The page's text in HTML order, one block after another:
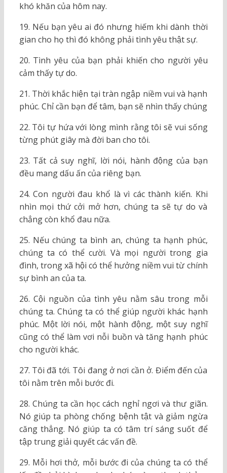
khó khăn của hôm nay.
19. Nếu bạn yêu ai đó nhưng hiếm khi dành thời
gian cho họ thì đó không phải tình yêu thật sự.
20. Tình yêu của bạn phải khiến cho người yêu
cảm thấy tự do.
21. Thời khắc hiện tại tràn ngập niềm vui và hạnh
phúc. Chỉ cần bạn để tâm, bạn sẽ nhìn thấy chúng
22. Tôi tự hứa với lòng mình rằng tôi sẽ vui sống
từng phút giây mà đời ban cho tôi.
23. Tất cả suy nghĩ, lời nói, hành động của bạn
đều mang dấu ấn của riêng bạn.
24. Con người đau khổ là vì các thành kiến. Khi
nhìn mọi thứ cởi mở hơn, chúng ta sẽ tự do và
chẳng còn khổ đau nữa.
25. Nếu chúng ta bình an, chúng ta hạnh phúc,
chúng ta có thể cười. Và mọi người trong gia
đình, trong xã hội có thể hưởng niềm vui từ chính
sự bình an của ta.
26. Cội nguồn của tình yêu nằm sâu trong mỗi
chúng ta. Chúng ta có thể giúp người khác hạnh
phúc. Một lời nói, một hành động, một suy nghĩ
cũng có thể làm vơi nỗi buồn và tăng hạnh phúc
cho người khác.
27. Tôi đã tới. Tôi đang ở nơi cần ở. Điểm đến của
tôi nằm trên mỗi bước đi.
28. Chúng ta cần học cách nghỉ ngơi và thư giãn.
Nó giúp ta phòng chống bệnh tật và giảm ngừa
căng thẳng. Nó giúp ta có tâm trí sáng suốt để
tập trung giải quyết các vấn đề.
29. Mỗi hơi thở, mỗi bước đi của chúng ta có thể